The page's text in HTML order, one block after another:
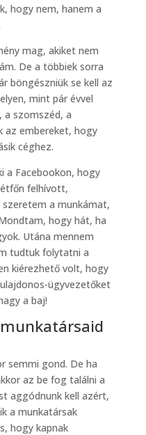
hogy nem, hanem a
mag, akiket nem
De a többiek sorra
böngészniük se kell az
mint pár évvel
a szomszéd, a
az embereket, hogy
céghez.
a Facebookon, hogy
felhívott,
a munkámat,
hogy hát, ha
Utána mennem
tudtuk folytatni a
kiérezhető volt, hogy
ügyvezetőket
a baj!
semmi gond. De ha
az be fog találni a
aggódnunk kell azért,
a munkatársak
hogy kapnak